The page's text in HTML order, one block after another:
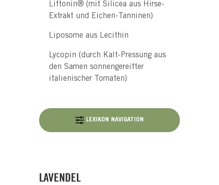
Liftonin® (mit Silicea aus Hirse-
Extrakt und Eichen-Tanninen)
Liposome aus Lecithin
Lycopin (durch Kalt-Pressung aus
den Samen sonnengereifter
italienischer Tomaten)
LEXIKON NAVIGATION
LAVENDEL